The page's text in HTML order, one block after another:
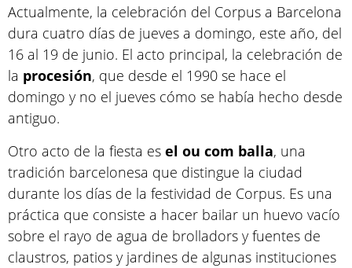
Actualmente, la celebración del Corpus a Barcelona
dura cuatro días de jueves a domingo, este año, del
16 al 19 de junio. El acto principal, la celebración de
la procesión, que desde el 1990 se hace el
domingo y no el jueves cómo se había hecho desde
antiguo.
Otro acto de la fiesta es el ou com balla, una
tradición barcelonesa que distingue la ciudad
durante los días de la festividad de Corpus. Es una
práctica que consiste a hacer bailar un huevo vacío
sobre el rayo de agua de brolladors y fuentes de
claustros, patios y jardines de algunas instituciones